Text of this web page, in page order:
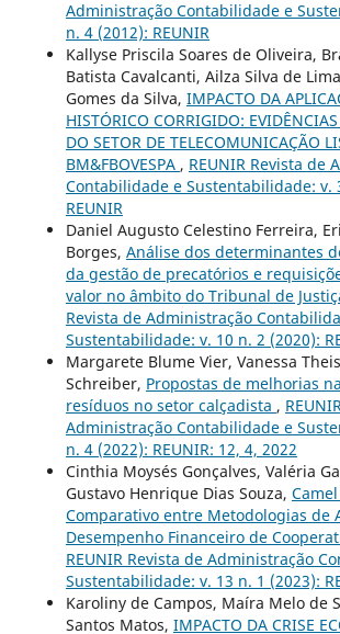
Administração Contabilidade e
n. 4 (2012): REUNIR
Kallyse Priscila Soares de Oliveira,
Batista Cavalcanti, Ailza Silva de
Gomes da Silva, IMPACTO DA
HISTÓRICO CORRIGIDO:
DO SETOR DE TELECOMUNICAÇÃO
BM&FBOVESPA , REUNIR Revista de
Contabilidade e Sustentabilidade: v.
REUNIR
Daniel Augusto Celestino Ferreira,
Borges, Análise dos determinantes
da gestão de precatórios e
valor no âmbito do Tribunal de
Revista de Administração
Sustentabilidade: v. 10 n. 2 (2020):
Margarete Blume Vier, Vanessa
Schreiber, Propostas de melhorias
resíduos no setor calçadista ,
Administração Contabilidade e
n. 4 (2022): REUNIR: 12, 4, 2022
Cinthia Moysés Gonçalves, Valéria
Gustavo Henrique Dias Souza,
Comparativo entre Metodologias de
Desempenho Financeiro de
REUNIR Revista de Administração
Sustentabilidade: v. 13 n. 1 (2023):
Karoliny de Campos, Maíra Melo de
Santos Matos, IMPACTO DA CRISE